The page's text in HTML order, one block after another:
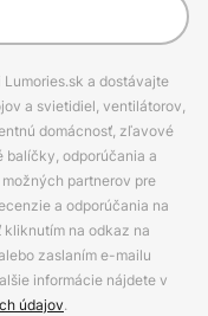
a dostávajte
a svietidiel, ventilátorov,
domácnosť, zľavové
odporúčania a
partnerov pre
a odporúčania na
na odkaz na
zaslaním e-mailu
informácie nájdete v
údajov.